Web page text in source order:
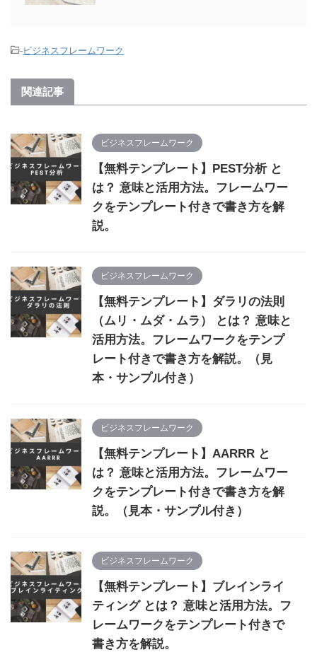
-ビジネスフレームワーク
関連記事
ビジネスフレームワーク
【無料テンプレート】PEST分析 と
は？ 意味と活用方法。フレームワー
クをテンプレート付きで書き方を解
説。
ビジネスフレームワーク
【無料テンプレート】ダラリの法則
（ムリ・ムダ・ムラ） とは？ 意味と
活用方法。フレームワークをテンプ
レート付きで書き方を解説。（見
本・サンプル付き）
ビジネスフレームワーク
【無料テンプレート】AARRR と
は？ 意味と活用方法。フレームワー
クをテンプレート付きで書き方を解
説。（見本・サンプル付き）
ビジネスフレームワーク
【無料テンプレート】ブレインライ
ティング とは？ 意味と活用方法。フ
レームワークをテンプレート付きで
書き方を解説。